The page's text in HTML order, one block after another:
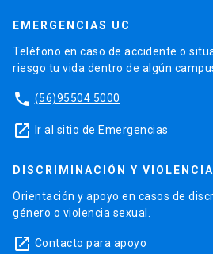
EMERGENCIAS UC
Teléfono en caso de accidente o
riesgo tu vida dentro de algún
phone (56)95504 5000
launch Ir al sitio de Emergencias
DISCRIMINACIÓN Y VIOLENCIA
Orientación y apoyo en casos de
género o violencia sexual.
launch Contacto para apoyo